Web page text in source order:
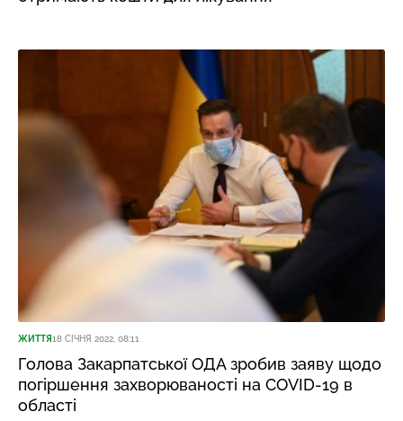
ЖИТТЯ18 СІЧНЯ 2022, 08:11
Голова Закарпатської ОДА зробив заяву щодо
погіршення захворюваності на COVID-19 в
області